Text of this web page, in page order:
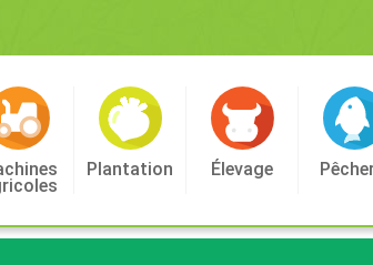
Plantation Élevage